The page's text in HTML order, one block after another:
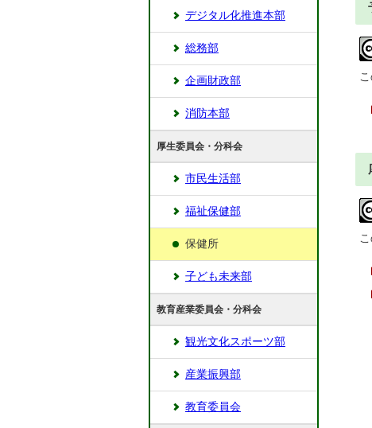
デジタル化推進本部
総務部
企画財政部
消防本部
厚生委員会・分科会
市民生活部
福祉保健部
保健所
子ども未来部
教育産業委員会・分科会
観光文化スポーツ部
産業振興部
教育委員会